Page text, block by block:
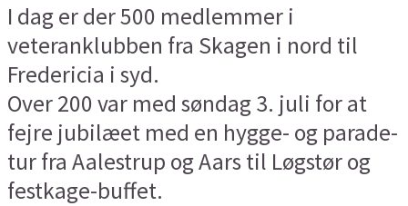
I dag er der 500 medlemmer i
veteranklubben fra Skagen i nord til
Fredericia i syd.
Over 200 var med søndag 3. juli for at
fejre jubilæet med en hygge- og parade-
tur fra Aalestrup og Aars til Løgstør og
festkage-buffet.